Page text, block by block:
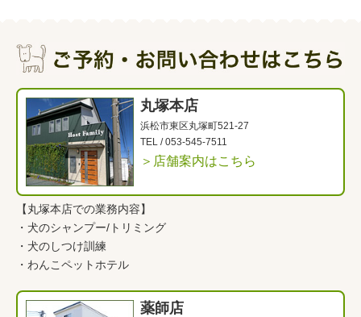
丸塚本店
浜松市東区丸塚町521-27
TEL /053-545-7511
＞店舗案内はこちら
【丸塚本店での業務内容】
・ 犬のシャンプー/トリミング
・ 犬のしつけ訓練
・ わんこペットホテル
薬師店